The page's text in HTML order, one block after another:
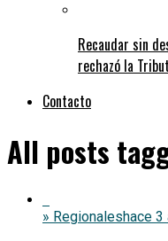
Recaudar sin
rechazó la
Contacto
All posts
» Regionaleshace 3